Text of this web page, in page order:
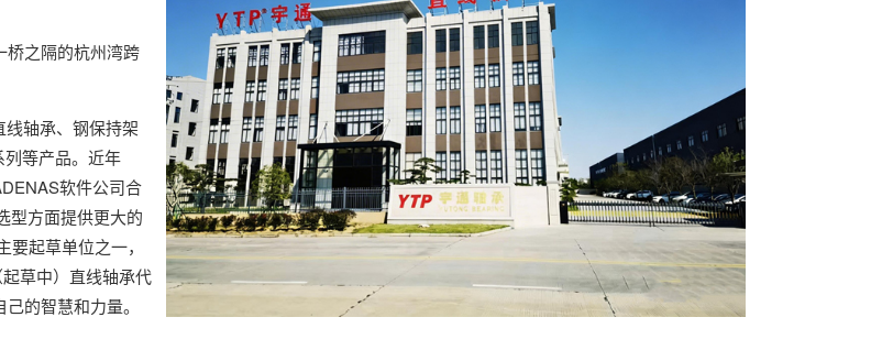
桥之隔的杭州湾跨
轴承、钢保持架
等产品。近年
软件公司合
型方面提供更大的
起草单位之一，
草中）直线轴承代
的智慧和力量。